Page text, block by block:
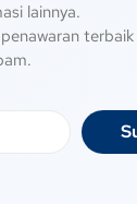
lainnya.